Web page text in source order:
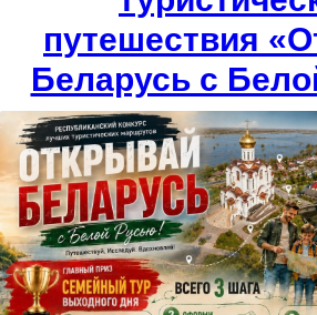
путешествия
Беларусь с